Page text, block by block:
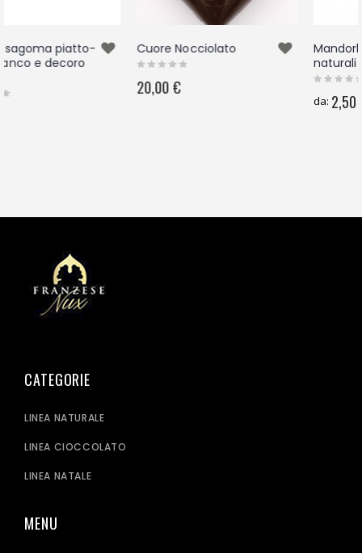
Cuore Nocciolato
Mandorle sgusciate
naturali pelate
CATEGORIE
LINEA NATURALE
LINEA CIOCCOLATO
LINEA NATALE
MENU